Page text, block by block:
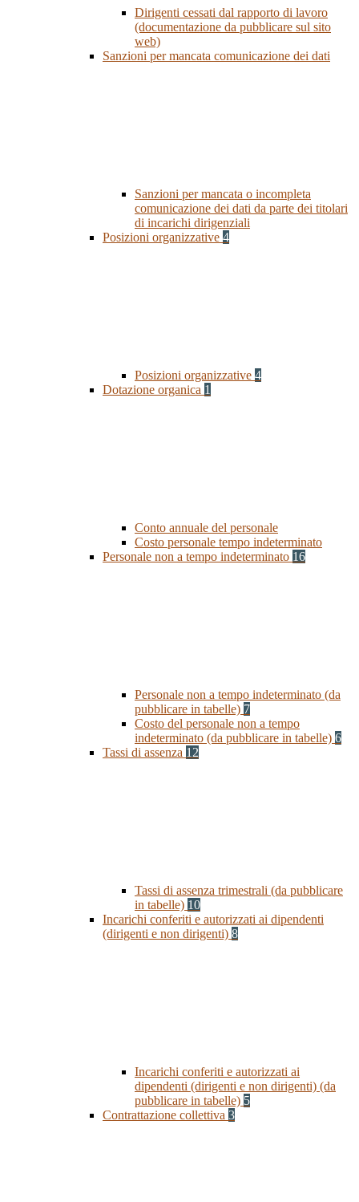
Dirigenti cessati dal rapporto di lavoro
(documentazione da pubblicare sul sito
web)
Sanzioni per mancata comunicazione dei dati
Sanzioni per mancata o incompleta
comunicazione dei dati da parte dei titolari
di incarichi dirigenziali
Posizioni organizzative 4
Posizioni organizzative 4
Dotazione organica 1
Conto annuale del personale
Costo personale tempo indeterminato
Personale non a tempo indeterminato 16
Personale non a tempo indeterminato (da
pubblicare in tabelle) 7
Costo del personale non a tempo
indeterminato (da pubblicare in tabelle) 6
Tassi di assenza 12
Tassi di assenza trimestrali (da pubblicare
in tabelle) 10
Incarichi conferiti e autorizzati ai dipendenti
(dirigenti e non dirigenti) 8
Incarichi conferiti e autorizzati ai
dipendenti (dirigenti e non dirigenti) (da
pubblicare in tabelle) 5
Contrattazione collettiva 3